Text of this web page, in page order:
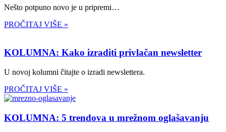
Nešto potpuno novo je u pripremi…
PROČITAJ VIŠE »
KOLUMNA: Kako izraditi privlačan newsletter
U novoj kolumni čitajte o izradi newslettera.
PROČITAJ VIŠE »
KOLUMNA: 5 trendova u mrežnom oglašavanju